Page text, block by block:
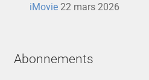
iMovie 22 mars 2026
Abonnements